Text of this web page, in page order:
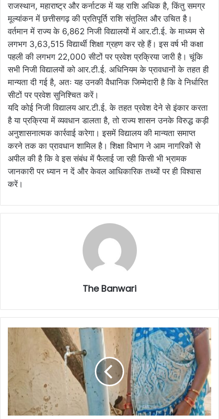
राजस्थान, महाराष्ट्र और कर्नाटक में यह राशि अधिक है, किंतु समग्र
मूल्यांकन में छत्तीसगढ़ की प्रतिपूर्ति राशि संतुलित और उचित है।
वर्तमान में राज्य के 6,862 निजी विद्यालयों में आर.टी.ई. के माध्यम से
लगभग 3,63,515 विद्यार्थी शिक्षा ग्रहण कर रहे हैं। इस वर्ष भी कक्षा
पहली की लगभग 22,000 सीटों पर प्रवेश प्रक्रिया जारी है। चूंकि
सभी निजी विद्यालयों को आर.टी.ई. अधिनियम के प्रावधानों के तहत ही
मान्यता दी गई है, अतः यह उनकी वैधानिक जिम्मेदारी है कि वे निर्धारित
सीटों पर प्रवेश सुनिश्चित करें।
यदि कोई निजी विद्यालय आर.टी.ई. के तहत प्रवेश देने से इंकार करता
है या प्रक्रिया में व्यवधान डालता है, तो राज्य शासन उनके विरुद्ध कड़ी
अनुशासनात्मक कार्रवाई करेगा। इसमें विद्यालय की मान्यता समाप्त
करने तक का प्रावधान शामिल है। शिक्षा विभाग ने आम नागरिकों से
अपील की है कि वे इस संबंध में फैलाई जा रही किसी भी भ्रामक
जानकारी पर ध्यान न दें और केवल आधिकारिक तथ्यों पर ही विश्वास
करें।
The Banwari